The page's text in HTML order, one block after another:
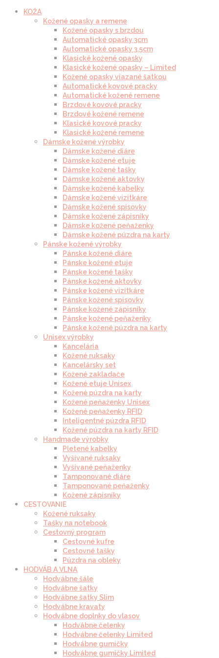
KOŽA
Kožené opasky a remene
Kožené opasky s brzdou
Automatické opasky 3cm
Automatické opasky 3.5cm
Klasické kožené opasky
Klasické kožené opasky – Limited
Kožené opasky viazané šatkou
Automatické kovové pracky
Automatické kožené remene
Brzdové kovové pracky
Brzdové kožené remene
Klasické kovové pracky
Klasické kožené remene
Dámske kožené výrobky
Dámske kožené diáre
Dámske kožené etuje
Dámske kožené tašky
Dámske kožené aktovky
Dámske kožené kabelky
Dámske kožené vizitkáre
Dámske kožené spisovky
Dámske kožené zápisníky
Dámske kožené peňaženky
Dámske kožené púzdra na karty
Pánske kožené výrobky
Pánske kožené diáre
Pánske kožené etuje
Pánske kožené tašky
Pánske kožené aktovky
Pánske kožené vizitkáre
Pánske kožené spisovky
Pánske kožené zápisníky
Pánske kožené peňaženky
Pánske kožené púzdra na karty
Unisex výrobky
Kancelária
Kožené ruksaky
Kancelársky set
Kožené zakladače
Kožené etuje Unisex
Kožené púzdra na karty
Kožené peňaženky Unisex
Kožené peňaženky RFID
Inteligentné púzdra RFID
Kožené púzdra na karty RFID
Handmade výrobky
Pletené kabelky
Vyšívané ruksaky
Vyšívané peňaženky
Tamponované diáre
Tamponované peňaženky
Kožené zápisníky
CESTOVANIE
Kožené ruksaky
Tašky na notebook
Cestovný program
Cestovné kufre
Cestovné tašky
Púzdra na obleky
HODVÁB A VLNA
Hodvábne šále
Hodvábne šatky
Hodvábne šatky Slim
Hodvábne kravaty
Hodvábne doplnky do vlasov
Hodvábne čelenky
Hodvábne čelenky Limited
Hodvábne gumičky
Hodvábne gumičky Limited